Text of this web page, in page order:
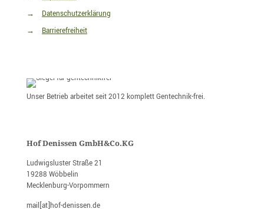
→
Datenschutzerklärung
→
Barrierefreiheit
Unser Betrieb arbeitet seit 2012 komplett Gentechnik-frei.
Hof Denissen GmbH&Co.KG
Ludwigsluster Straße 21
19288 Wöbbelin
Mecklenburg-Vorpommern
mail[at]hof-denissen.de